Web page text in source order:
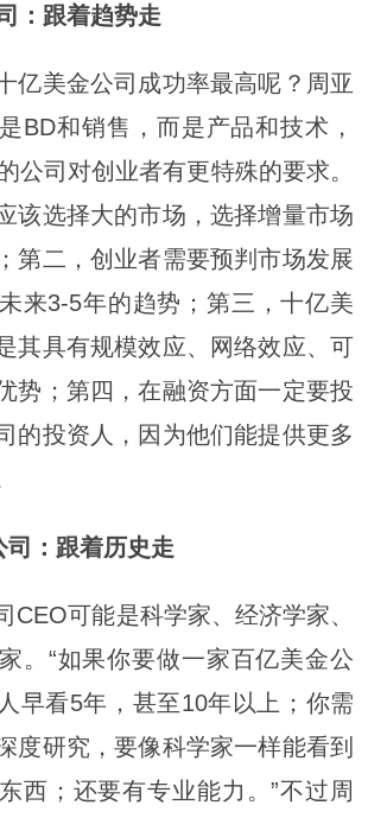
：跟着趋势走
亿美金公司成功率最高呢？周亚
BD和销售，而是产品和技术，
公司对创业者有更特殊的要求。
该选择大的市场，选择增量市场
第二，创业者需要预判市场发展
来3-5年的趋势；第三，十亿美
其具有规模效应、网络效应、可
势；第四，在融资方面一定要投
的投资人，因为他们能提供更多
司：跟着历史走
CEO可能是科学家、经济学家、
。“如果你要做一家百亿美金公
早看5年，甚至10年以上；你需
度研究，要像科学家一样能看到
西；还要有专业能力。”不过周